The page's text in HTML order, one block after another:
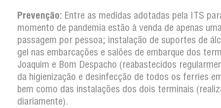
Prevenção: Entre as medidas adotadas pela ITS
momento de pandemia estão à venda de apenas
passagem por pessoa; instalação de suportes de
gel nas embarcações e salões de embarque dos
Joaquim e Bom Despacho (reabastecidos
da higienização e desinfecção de todos os ferries
bem como das instalações dos dois terminais
diariamente).